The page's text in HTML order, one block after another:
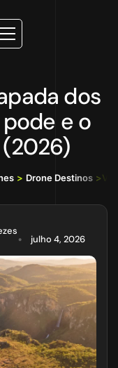
dos
e o
> Drone Destinos >
julho 4, 2026